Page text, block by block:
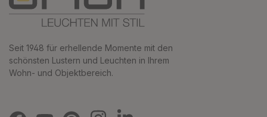
Seit 1948 für erhellende Momente mit den
schönsten Lustern und Leuchten in Ihrem
Wohn- und Objektbereich.